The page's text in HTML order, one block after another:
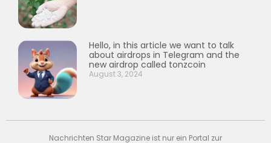
Hello, in this article we want to talk
about airdrops in Telegram and the
new airdrop called tonzcoin
August 3, 2024
Nachrichten Star Magazine ist nur ein Portal zur